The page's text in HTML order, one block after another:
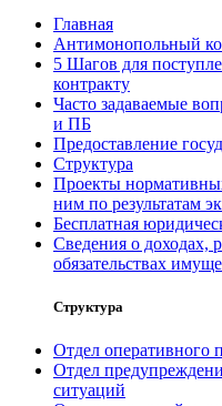
Главная
Антимонопольный
5 Шагов для
контракту
Часто задаваемые
и ПБ
Предоставление
Структура
Проекты
ним по результатам
Бесплатная
Сведения о доходах,
обязательствах
Структура
Отдел оперативного
Отдел
ситуаций